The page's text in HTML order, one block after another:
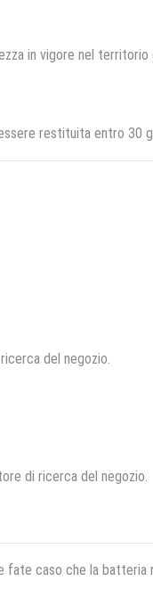
in vigore nel territorio
restituita entro 30
del negozio.
di ricerca del negozio.
caso che la batteria